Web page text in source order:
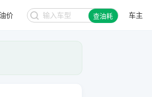
查油耗 车主